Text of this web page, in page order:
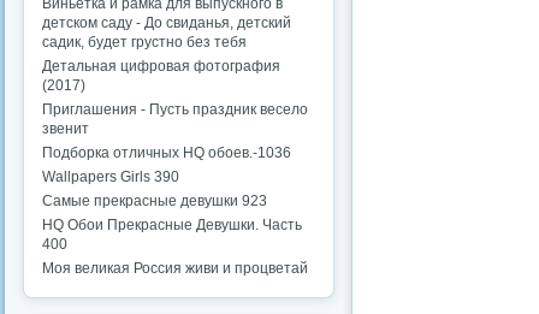
Виньетка и рамка для выпускного в
детском саду - До свиданья, детский
садик, будет грустно без тебя
Детальная цифровая фотография
(2017)
Приглашения - Пусть праздник весело
звенит
Подборка отличных HQ обоев.-1036
Wallpapers Girls 390
Самые прекрасные девушки 923
HQ Обои Прекрасные Девушки. Часть
400
Моя великая Россия живи и процветай